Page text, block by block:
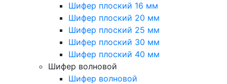
Шифер плоский 16 мм
Шифер плоский 20 мм
Шифер плоский 25 мм
Шифер плоский 30 мм
Шифер плоский 40 мм
Шифер волновой
Шифер волновой